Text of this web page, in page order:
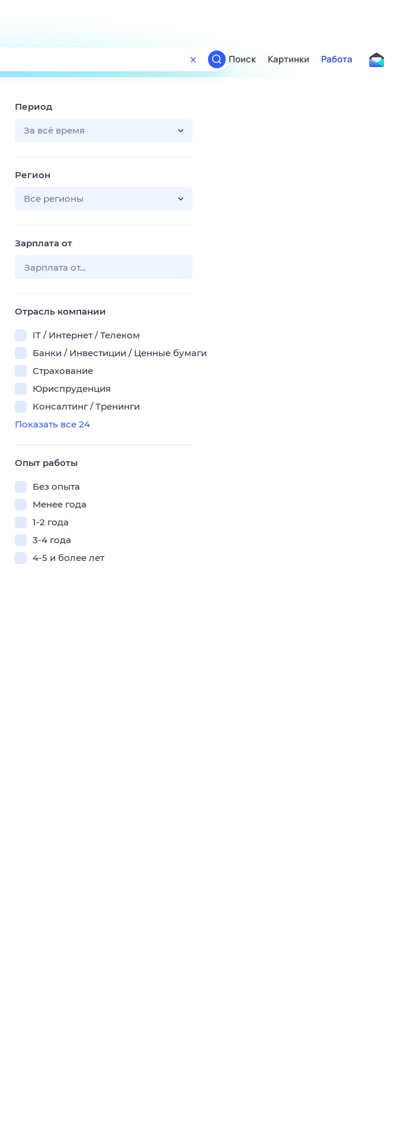
Поиск
ТВ-программа
Поиск Картинки Работа
Период
За всё время
Регион
Все регионы
Зарплата от
Отрасль компании
IT / Интернет / Телеком
Банки / Инвестиции / Ценные бумаги
Страхование
Юриспруденция
Консалтинг / Тренинги
Показать все 24
Опыт работы
Без опыта
Менее года
1-2 года
3-4 года
4-5 и более лет